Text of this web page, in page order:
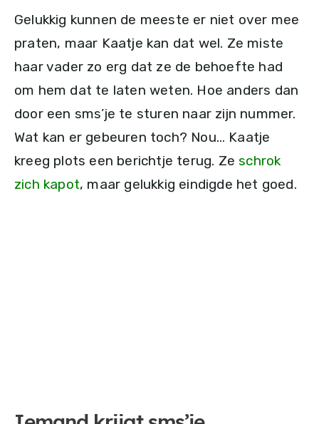
Gelukkig kunnen de meeste er niet over mee
praten, maar Kaatje kan dat wel. Ze miste
haar vader zo erg dat ze de behoefte had
om hem dat te laten weten. Hoe anders dan
door een sms’je te sturen naar zijn nummer.
Wat kan er gebeuren toch? Nou… Kaatje
kreeg plots een berichtje terug. Ze schrok
zich kapot, maar gelukkig eindigde het goed.